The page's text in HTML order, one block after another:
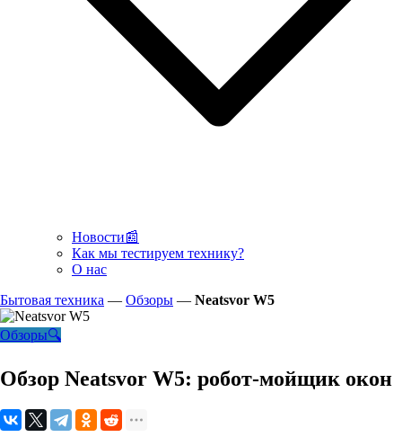
Новости📰
Как мы тестируем технику?
О нас
Бытовая техника — Обзоры — Neatsvor W5
Обзоры🔍
Обзор Neatsvor W5: робот-мойщик окон